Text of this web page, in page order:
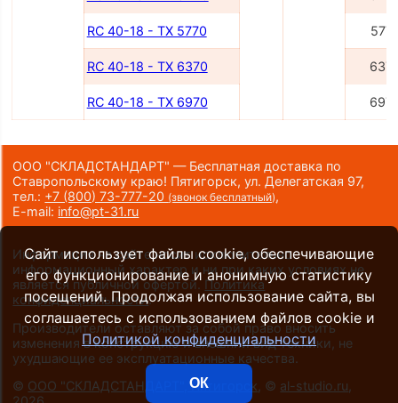
RC 40-18 - TX 5770
RC 40-18 - TX 6370
RC 40-18 - TX 6970
ООО "СКЛАДСТАНДАРТ" — Бесплатная доставка по
Ставропольскому краю! Пятигорск, ул. Делегатская 97,
тел.: +7 (800) 73-777-20 (звонок бесплатный),
E-mail: info@pt-31.ru
Информация на сайте носит исключительно
информационный характер и ни при каких условиях не
является публичной офертой. Политика
конфиденциальности.
Производители оставляют за собой право вносить
изменения в конструкцию и внешний вид техники, не
ухудшающие ее эксплуатационные качества.
© ООО "СКЛАДСТАНДАРТ", Пятигорск , © al-studio.ru
Сайт использует файлы cookie, обеспечивающие
его функционирование и анонимную статистику
посещений. Продолжая использование сайта, вы
соглашаетесь с использованием файлов cookie и
Политикой конфиденциальности
ОК